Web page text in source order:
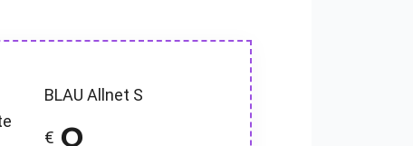
BLAU Allnet S
€